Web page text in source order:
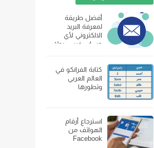
أفضل طريقة
لمعرفة البريد
الالكتروني لأي
حساب فيس بوك
كتابة الفرانكو في
العالم العربي
وتطورها
استرجاع أرقام
الهواتف من
Facebook